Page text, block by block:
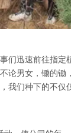
迅速前往指
男女，锄的
们种下的不